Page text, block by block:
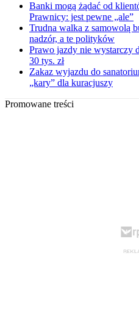
Banki mogą żądać od
Prawnicy: jest pewne „ale”
Trudna walka z samowolą
nadzór, a te polityków
Prawo jazdy nie wystarczy
30 tys. zł
Zakaz wyjazdu do
„kary” dla kuracjuszy
Promowane treści